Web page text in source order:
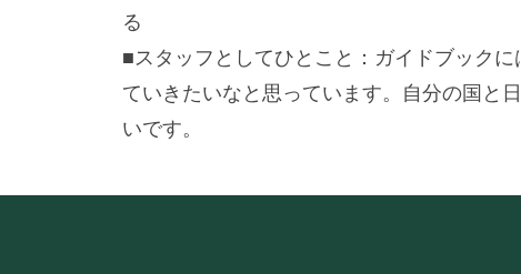
る
■スタッフとしてひとこと：ガイドブック
ていきたいなと思っています。自分の国と
いです。